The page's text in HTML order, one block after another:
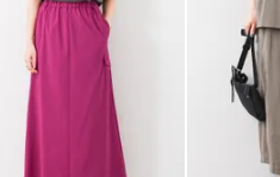
その他雑貨